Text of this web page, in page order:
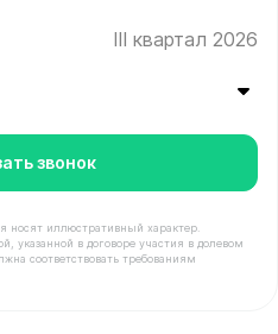
III квартал 2026
звонок
иллюстративный характер.
указанной в договоре участия в долевом
соответствовать требованиям